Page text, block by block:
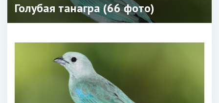
Голубая танагра (66 фото)